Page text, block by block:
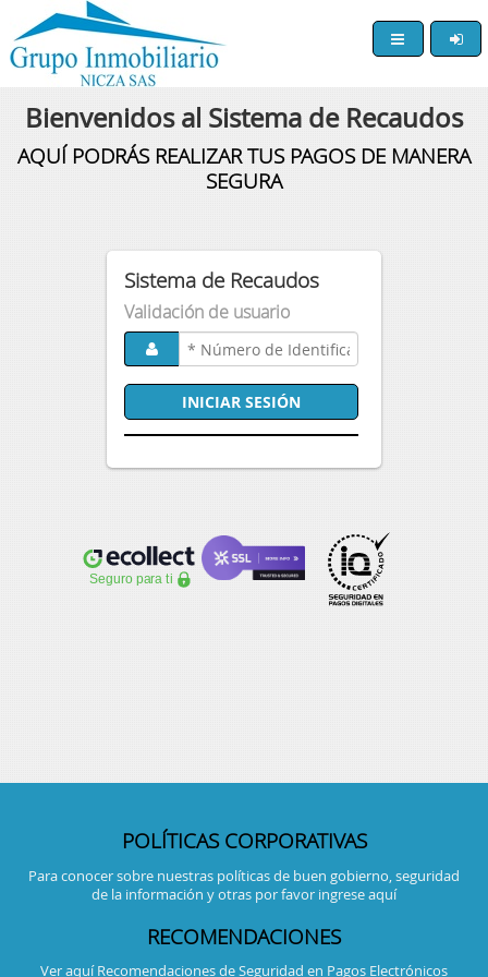
Bienvenidos al Sistema de Recaudos
AQUÍ PODRÁS REALIZAR TUS PAGOS DE MANERA
SEGURA
Sistema de Recaudos
Validación de usuario
INICIAR SESIÓN
POLÍTICAS CORPORATIVAS
Para conocer sobre nuestras políticas de buen gobierno, seguridad
de la información y otras por favor ingrese aquí
RECOMENDACIONES
Ver aquí Recomendaciones de Seguridad en Pagos Electrónicos